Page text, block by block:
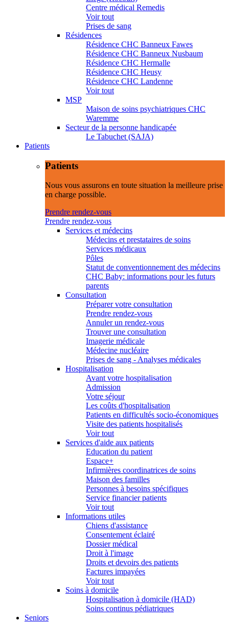
Centre médical Remedis
Voir tout
Prises de sang
Résidences
Résidence CHC Banneux Fawes
Résidence CHC Banneux Nusbaum
Résidence CHC Hermalle
Résidence CHC Heusy
Résidence CHC Landenne
Voir tout
MSP
Maison de soins psychiatriques CHC
Waremme
Secteur de la personne handicapée
Le Tabuchet (SAJA)
Patients
Patients
Nous vous assurons en toute situation la meilleure prise
en charge possible.
Prendre rendez-vous
Prendre rendez-vous
Services et médecins
Médecins et prestataires de soins
Services médicaux
Pôles
Statut de conventionnement des médecins
CHC Baby: informations pour les futurs
parents
Consultation
Préparer votre consultation
Prendre rendez-vous
Annuler un rendez-vous
Trouver une consultation
Imagerie médicale
Médecine nucléaire
Prises de sang - Analyses médicales
Hospitalisation
Avant votre hospitalisation
Admission
Votre séjour
Les coûts d'hospitalisation
Patients en difficultés socio-économiques
Visite des patients hospitalisés
Voir tout
Services d'aide aux patients
Education du patient
Espace+
Infirmières coordinatrices de soins
Maison des familles
Personnes à besoins spécifiques
Service financier patients
Voir tout
Informations utiles
Chiens d'assistance
Consentement éclairé
Dossier médical
Droit à l'image
Droits et devoirs des patients
Factures impayées
Voir tout
Soins à domicile
Hospitalisation à domicile (HAD)
Soins continus pédiatriques
Seniors